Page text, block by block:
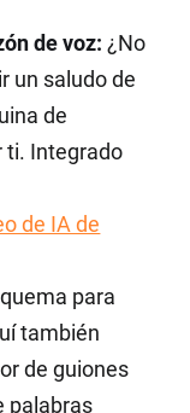
de voz: ¿No
un saludo de
de
ti. Integrado
de IA de
para
también
de guiones
palabras